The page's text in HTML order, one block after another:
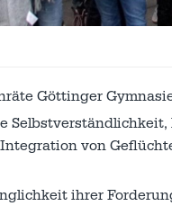
Göttinger
von
ihrer